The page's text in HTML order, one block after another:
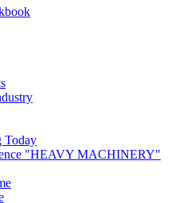
Today
"HEAVY MACHINERY"